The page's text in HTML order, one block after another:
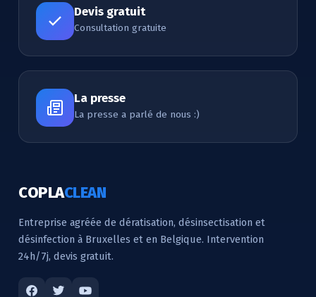
Devis gratuit
Consultation gratuite
La presse
La presse a parlé de nous :)
COPLACLEAN
Entreprise agréée de dératisation, désinsectisation et
désinfection à Bruxelles et en Belgique. Intervention
24h/7j, devis gratuit.